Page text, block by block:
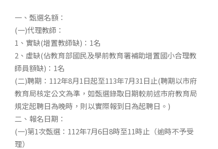
一、甄選名額：
(一)代理教師：
1、實缺(增置教師缺)：1名
2、虛缺(佔教育部國民及學前教育署補助增置國小合理教
師員額缺)：1名
(二)聘期：112年8月1日起至113年7月31日止(聘期以市府
教育局核定公文為準，如甄選錄取日期較前述市府教育局
規定起聘日為晚時，則以實際報到日為起聘日。)
二、報名日期：
(一)第1次甄選：112年7月6日8時至11時止（逾時不予受
理）